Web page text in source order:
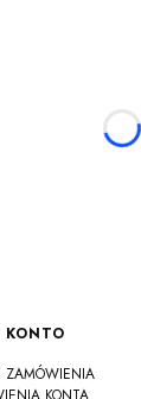
KONTO
ZAMÓWIENIA